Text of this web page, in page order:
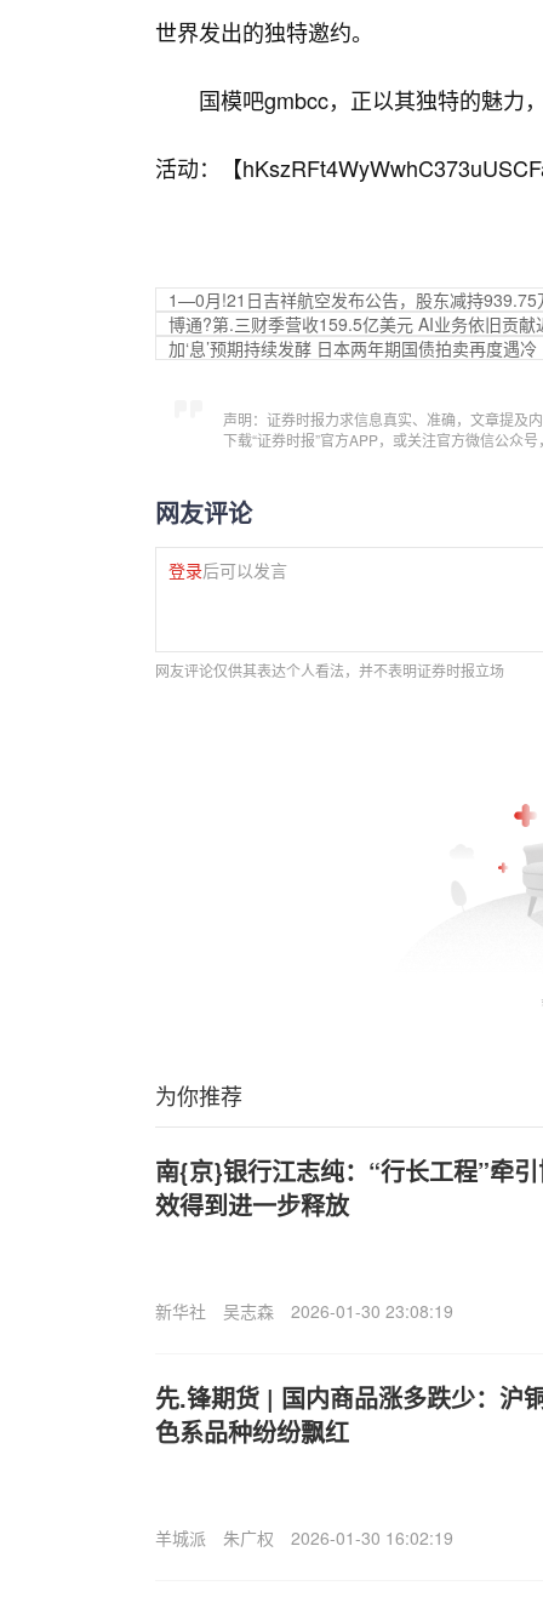
世界发出的独特邀约。
国模吧gmbcc，正以其独特的魅力
活动：【
1—0月!21日吉祥航空发布公告，股东减持939.75
博通?第.三财季营收159.5亿美元 AI业务依旧贡献
加‘息’预期持续发酵 日本两年期国债拍卖再度遇冷
声明：证券时报力求信息真实、准确，文章提及
下载“证券时报”官方APP，或关注官方微信公众
网友评论
登录后可以发言
网友评论仅供其表达个人看法，并不表明证券时报立场
为你推荐
南{京}银行江志纯：“行长工程”牵
效得到进一步释放
新华社 吴志森 2026-01-30 23:08:19
先.锋期货 | 国内商品涨多跌少：沪
色系品种纷纷飘红
羊城派 朱广权 2026-01-30 16:02:19